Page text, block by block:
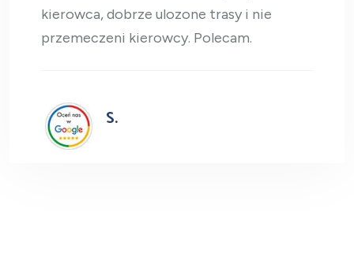
kierowca, dobrze ulozone trasy i nie
przemeczeni kierowcy. Polecam.
S.